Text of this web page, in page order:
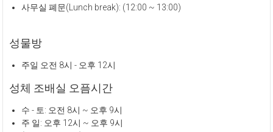
사무실 폐문(Lunch break): (12:00 ~ 13:00)
성물방
주일 오전 8시 - 오후 12시
성체 조배실 오픔시간
수 - 토: 오전 8시 ~ 오후 9시
주 일: 오후 12시 ~ 오후 9시